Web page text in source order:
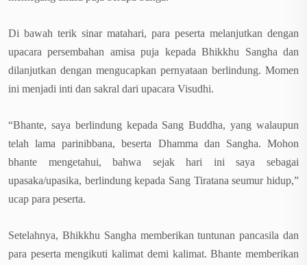
Di bawah terik sinar matahari, para peserta melanjutkan dengan
upacara persembahan amisa puja kepada Bhikkhu Sangha dan
dilanjutkan dengan mengucapkan pernyataan berlindung. Momen
ini menjadi inti dan sakral dari upacara Visudhi.
“Bhante, saya berlindung kepada Sang Buddha, yang walaupun
telah lama parinibbana, beserta Dhamma dan Sangha. Mohon
bhante mengetahui, bahwa sejak hari ini saya sebagai
upasaka/upasika, berlindung kepada Sang Tiratana seumur hidup,”
ucap para peserta.
Setelahnya, Bhikkhu Sangha memberikan tuntunan pancasila dan
para peserta mengikuti kalimat demi kalimat. Bhante memberikan